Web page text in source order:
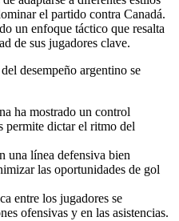
el partido contra Canadá.
un enfoque táctico que resalta
de sus jugadores clave.
desempeño argentino se
ha mostrado un control
permite dictar el ritmo del
una línea defensiva bien
las oportunidades de gol
entre los jugadores se
ofensivas y en las asistencias.